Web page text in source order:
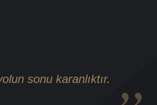
sonu karanlıktır.